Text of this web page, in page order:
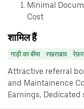
Minimal
Cost
शामिल हैं
गाड़ी का बीमा रखरखाव
Attractive referral
and Maintainence
Earnings,